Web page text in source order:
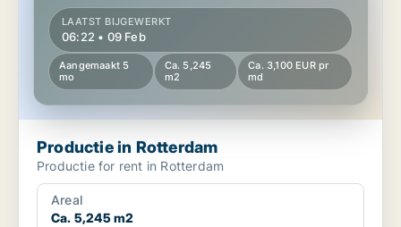
LAATST BIJGEWERKT
06:22 • 09 Feb
Aangemaakt 5
mo
Ca. 5,245
m2
Ca. 3,100 EUR pr
md
Productie in Rotterdam
Productie for rent in Rotterdam
Areal
Ca. 5,245 m2